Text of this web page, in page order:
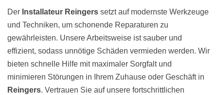
Der Installateur Reingers setzt auf modernste Werkzeuge
und Techniken, um schonende Reparaturen zu
gewährleisten. Unsere Arbeitsweise ist sauber und
effizient, sodass unnötige Schäden vermieden werden. Wir
bieten schnelle Hilfe mit maximaler Sorgfalt und
minimieren Störungen in Ihrem Zuhause oder Geschäft in
Reingers. Vertrauen Sie auf unsere fortschrittlichen